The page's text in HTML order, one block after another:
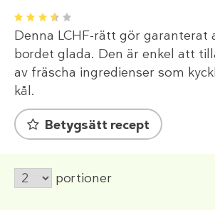
1 2 3 4 5
Denna LCHF-rätt gör garanterat
bordet glada. Den är enkel att
av fräscha ingredienser som
kål.
Betygsätt recept
portioner